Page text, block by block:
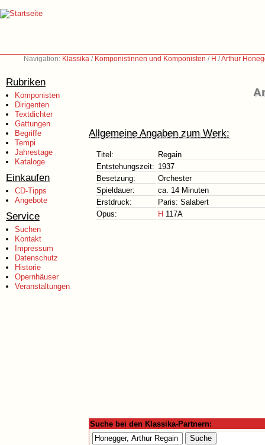
Navigation: Klassika / Komponistinnen und Komponisten / H /Arthur
Rubriken
Komponisten
Dirigenten
Textdichter
Gattungen
Begriffe
Tempi
Jahrestage
Kataloge
Einkaufen
CD-Tipps
Angebote
Service
Suchen
Kontakt
Impressum
Datenschutz
Historie
Opernhäuser
Veranstaltungen
Allgemeine Angaben zum Werk:
Titel:
Regain
Entstehungszeit: 1937
Besetzung:
Orchester
Spieldauer:
ca. 14 Minuten
Erstdruck:
Paris: Salabert
Opus:
H 117A
Suche bei den Klassika-Partnern: